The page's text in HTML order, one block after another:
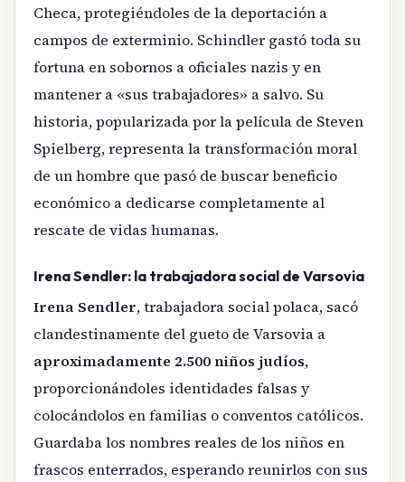
Checa, protegiéndoles de la deportación a
campos de exterminio. Schindler gastó toda su
fortuna en sobornos a oficiales nazis y en
mantener a «sus trabajadores» a salvo. Su
historia, popularizada por la película de Steven
Spielberg, representa la transformación moral
de un hombre que pasó de buscar beneficio
económico a dedicarse completamente al
rescate de vidas humanas.
Irena Sendler: la trabajadora social de Varsovia
Irena Sendler, trabajadora social polaca, sacó
clandestinamente del gueto de Varsovia a
aproximadamente 2.500 niños judíos,
proporcionándoles identidades falsas y
colocándolos en familias o conventos católicos.
Guardaba los nombres reales de los niños en
frascos enterrados, esperando reunirlos con sus